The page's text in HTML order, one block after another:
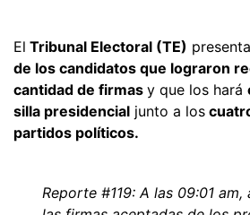
El Tribunal Electoral (TE)
de los candidatos que lograron
cantidad de firmas y que los hará
silla presidencial junto a los
partidos políticos.
Reporte #119: A las 09:01